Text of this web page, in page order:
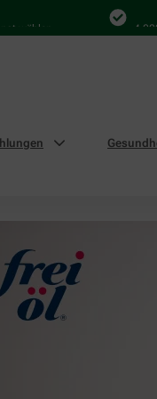
4.000 Mal